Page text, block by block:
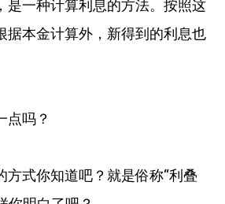
是一种计算利息的方法。按照这
据本金计算外，新得到的利息也
点吗？
方式你知道吧？就是俗称“利叠